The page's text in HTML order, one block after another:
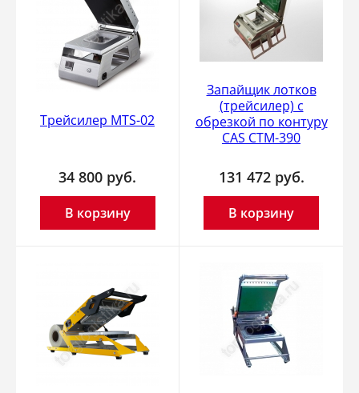
Трейсилер MTS-02
34 800 руб.
В корзину
Запайщик лотков
(трейсилер) c
обрезкой по контуру
CAS CTM-390
131 472 руб.
В корзину